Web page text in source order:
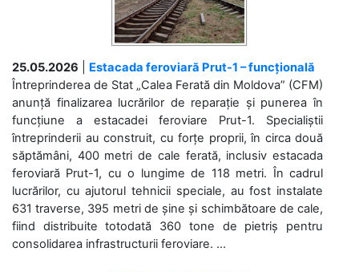
25.05.2026
Estacada feroviară Prut-1 – funcțională
Întreprinderea de Stat „Calea Ferată din Moldova” (CFM)
anunță finalizarea lucrărilor de reparație și punerea în
funcțiune a estacadei feroviare Prut-1. Specialiștii
întreprinderii au construit, cu forțe proprii, în circa două
săptămâni, 400 metri de cale ferată, inclusiv estacada
feroviară Prut-1, cu o lungime de 118 metri. În cadrul
lucrărilor, cu ajutorul tehnicii speciale, au fost instalate
631 traverse, 395 metri de șine și schimbătoare de cale,
fiind distribuite totodată 360 tone de pietriș pentru
consolidarea infrastructurii feroviare. ...